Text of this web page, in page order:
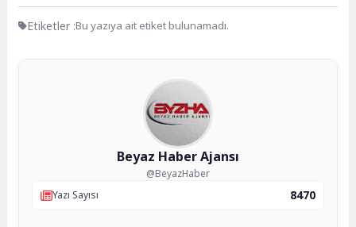
Etiketler :Bu yazıya ait etiket bulunamadı.
Beyaz Haber Ajansı
@BeyazHaber
Yazı Sayısı
8470